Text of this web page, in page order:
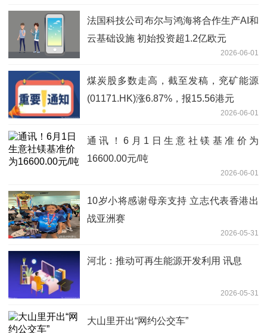
法国科技公司布尔与鸿海将合作生产AI和
云基础设施 初始投资超1.2亿欧元
2026-06-01
煤炭股多数走高，截至发稿，兖矿能源
(01171.HK)涨6.87%，报15.56港元
2026-06-01
通讯！6月1日生意社镁基准价为
16600.00元/吨
2026-06-01
10岁小将感谢母亲支持 立志代表香港出
战亚洲赛
2026-05-31
河北：推动可再生能源开发利用 讯息
2026-05-31
大山里开出“网约公交车”